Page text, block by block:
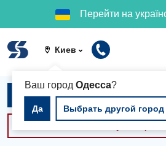
Перейти на
Киев
Ваш город Одесса?
Да Выбрать другой город
Записаться на